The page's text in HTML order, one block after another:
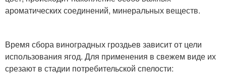
ароматических соединений, минеральных веществ.
Время сбора виноградных гроздьев зависит от цели
использования ягод. Для применения в свежем виде их
срезают в стадии потребительской спелости: